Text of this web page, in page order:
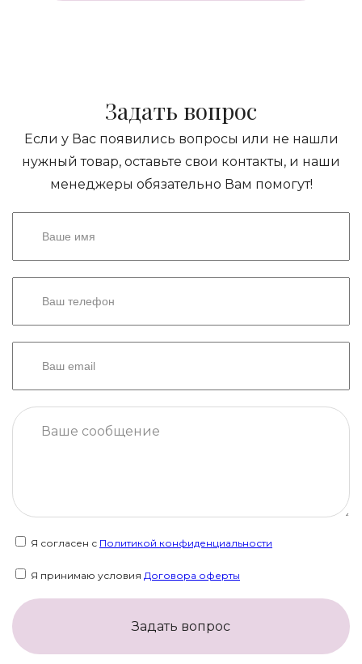
Задать вопрос
Если у Вас появились вопросы или не нашли
нужный товар, оставьте свои контакты, и наши
менеджеры обязательно Вам помогут!
Я согласен с Политикой конфиденциальности
Я принимаю условия Договора оферты
Задать вопрос